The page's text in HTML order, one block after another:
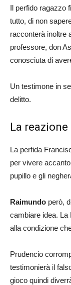
Il perfido ragazzo
tutto, di non
racconterà inoltre
professore, don
conosciuta di
Un testimone in
delitto.
La
La perfida
per vivere
pupillo e gli
Raimundo però,
cambiare idea. La
alla condizione
Prudencio
testimonierà il
gioco quindi